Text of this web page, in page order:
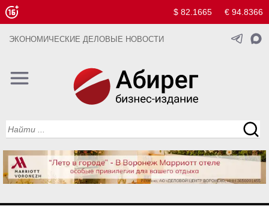
$ 82.1665 € 94.8366
ЭКОНОМИЧЕСКИЕ ДЕЛОВЫЕ НОВОСТИ